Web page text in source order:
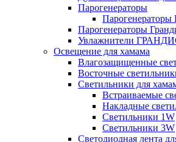
Парогенераторы
Парогенераторы
Увлажнители
Освещение для хамама
Влагозащищенные
Восточные
Светильники для
Встраиваемые
Накладные
Светильники 1W
Светильники 3W
Светодиодная лента